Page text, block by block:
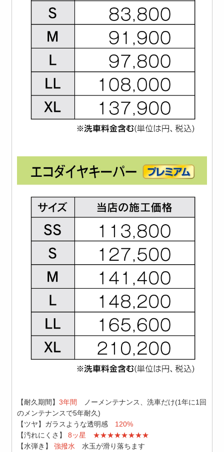
【耐久期間】3年間
ノーメンテナンス、洗車だけ(1年に1回
のメンテナンスで5年耐久)
【ツヤ】ガラスような透明感 120%
【汚れにくさ】8ッ星
★★★★★★★★
【水弾き】強撥水 水玉が滑り落ちます